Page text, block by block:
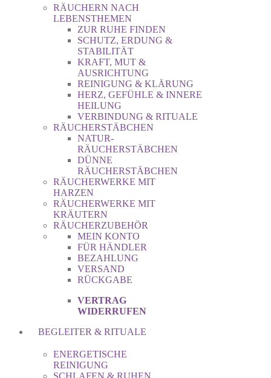
RÄUCHERN NACH
LEBENSTHEMEN
ZUR RUHE FINDEN
SCHUTZ, ERDUNG &
STABILITÄT
KRAFT, MUT &
AUSRICHTUNG
REINIGUNG & KLÄRUNG
HERZ, GEFÜHLE & INNERE
HEILUNG
VERBINDUNG & RITUALE
RÄUCHERSTÄBCHEN
NATUR-
RÄUCHERSTÄBCHEN
DÜNNE
RÄUCHERSTÄBCHEN
RÄUCHERWERKE MIT
HARZEN
RÄUCHERWERKE MIT
KRÄUTERN
RÄUCHERZUBEHÖR
MEIN KONTO
FÜR HÄNDLER
BEZAHLUNG
VERSAND
RÜCKGABE
VERTRAG
WIDERRUFEN
BEGLEITER & RITUALE
ENERGETISCHE
REINIGUNG
SCHLAFEN & RUHEN